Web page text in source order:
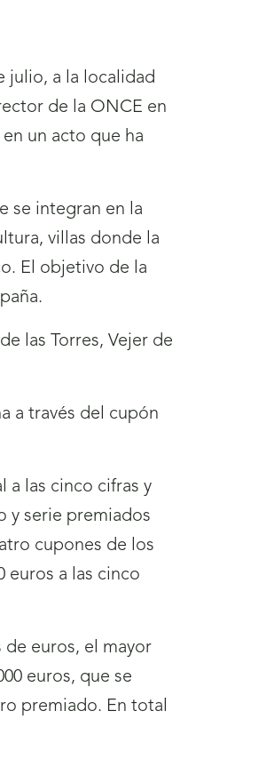
julio, a la localidad
de la ONCE en
un acto que ha
se integran en la
villas donde la
El objetivo de la
las Torres, Vejer de
a través del cupón
a las cinco cifras y
y serie premiados
cupones de los
euros a las cinco
euros, el mayor
euros, que se
premiado. En total